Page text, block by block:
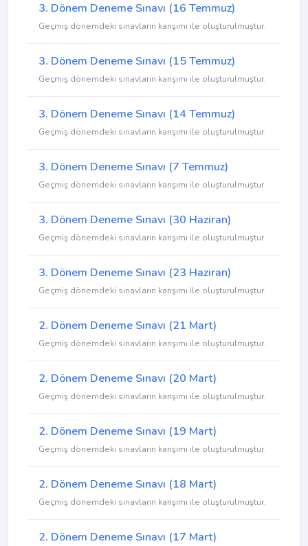
3. Dönem Deneme Sınavı (16 Temmuz)
Geçmiş dönemdeki sınavların karışımı ile oluşturulmuştur.
3. Dönem Deneme Sınavı (15 Temmuz)
Geçmiş dönemdeki sınavların karışımı ile oluşturulmuştur.
3. Dönem Deneme Sınavı (14 Temmuz)
Geçmiş dönemdeki sınavların karışımı ile oluşturulmuştur.
3. Dönem Deneme Sınavı (7 Temmuz)
Geçmiş dönemdeki sınavların karışımı ile oluşturulmuştur.
3. Dönem Deneme Sınavı (30 Haziran)
Geçmiş dönemdeki sınavların karışımı ile oluşturulmuştur.
3. Dönem Deneme Sınavı (23 Haziran)
Geçmiş dönemdeki sınavların karışımı ile oluşturulmuştur.
2. Dönem Deneme Sınavı (21 Mart)
Geçmiş dönemdeki sınavların karışımı ile oluşturulmuştur.
2. Dönem Deneme Sınavı (20 Mart)
Geçmiş dönemdeki sınavların karışımı ile oluşturulmuştur.
2. Dönem Deneme Sınavı (19 Mart)
Geçmiş dönemdeki sınavların karışımı ile oluşturulmuştur.
2. Dönem Deneme Sınavı (18 Mart)
Geçmiş dönemdeki sınavların karışımı ile oluşturulmuştur.
2. Dönem Deneme Sınavı (17 Mart)